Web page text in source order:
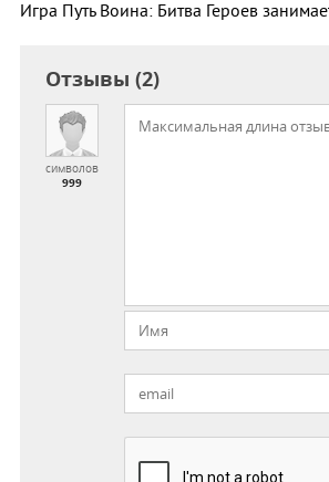
Игра Путь Воина: Битва Героев
Отзывы (2)
символов
999